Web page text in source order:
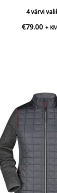
4 värvi
€79.00 +